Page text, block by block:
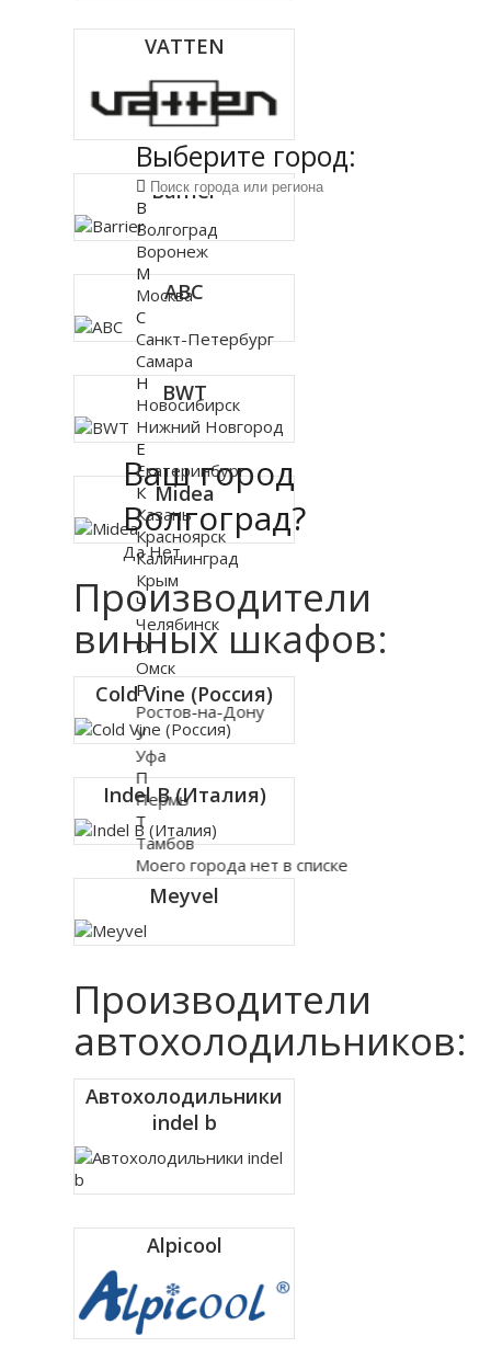
VATTEN
Barrier
ABC
BWT
Midea
Производители
винных шкафов:
Cold Vine (Россия)
Indel B (Италия)
Meyvel
Производители
автохолодильников:
Автохолодильники
indel b
Alpicool
Ваш город
Волгоград?
Да Нет
Выберите город:
В
Волгоград
Воронеж
М
Москва
С
Санкт-Петербург
Самара
Н
Новосибирск
Нижний Новгород
Е
Екатеринбург
К
Казань
Красноярск
Калининград
Крым
Ч
Челябинск
О
Омск
Р
Ростов-на-Дону
У
Уфа
П
Пермь
Т
Тамбов
Моего города нет в списке